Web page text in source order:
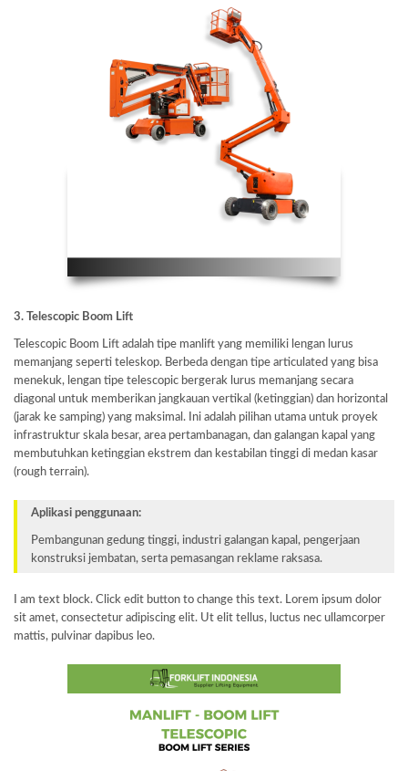
3. Telescopic Boom Lift
Telescopic Boom Lift adalah tipe manlift yang memiliki lengan lurus
memanjang seperti teleskop. Berbeda dengan tipe articulated yang bisa
menekuk, lengan tipe telescopic bergerak lurus memanjang secara
diagonal untuk memberikan jangkauan vertikal (ketinggian) dan horizontal
(jarak ke samping) yang maksimal. Ini adalah pilihan utama untuk proyek
infrastruktur skala besar, area pertambanagan, dan galangan kapal yang
membutuhkan ketinggian ekstrem dan kestabilan tinggi di medan kasar
(rough terrain).
Aplikasi penggunaan:
Pembangunan gedung tinggi, industri galangan kapal, pengerjaan
konstruksi jembatan, serta pemasangan reklame raksasa.
I am text block. Click edit button to change this text. Lorem ipsum dolor
sit amet, consectetur adipiscing elit. Ut elit tellus, luctus nec ullamcorper
mattis, pulvinar dapibus leo.